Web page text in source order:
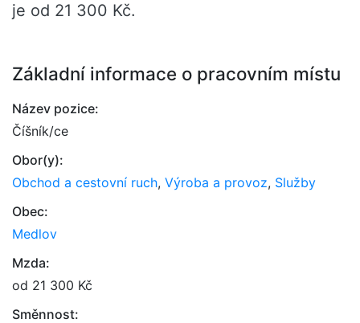
je od 21 300 Kč.
Základní informace o pracovním místu
Název pozice:
Číšník/ce
Obor(y):
Obchod a cestovní ruch, Výroba a provoz, Služby
Obec:
Medlov
Mzda:
od 21 300 Kč
Směnnost: